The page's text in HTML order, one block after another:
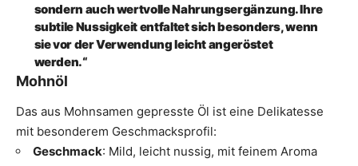
sondern auch wertvolle Nahrungsergänzung. Ihre
subtile Nussigkeit entfaltet sich besonders, wenn
sie vor der Verwendung leicht angeröstet
werden.“
Mohnöl
Das aus Mohnsamen gepresste Öl ist eine Delikatesse
mit besonderem Geschmacksprofil:
Geschmack: Mild, leicht nussig, mit feinem Aroma